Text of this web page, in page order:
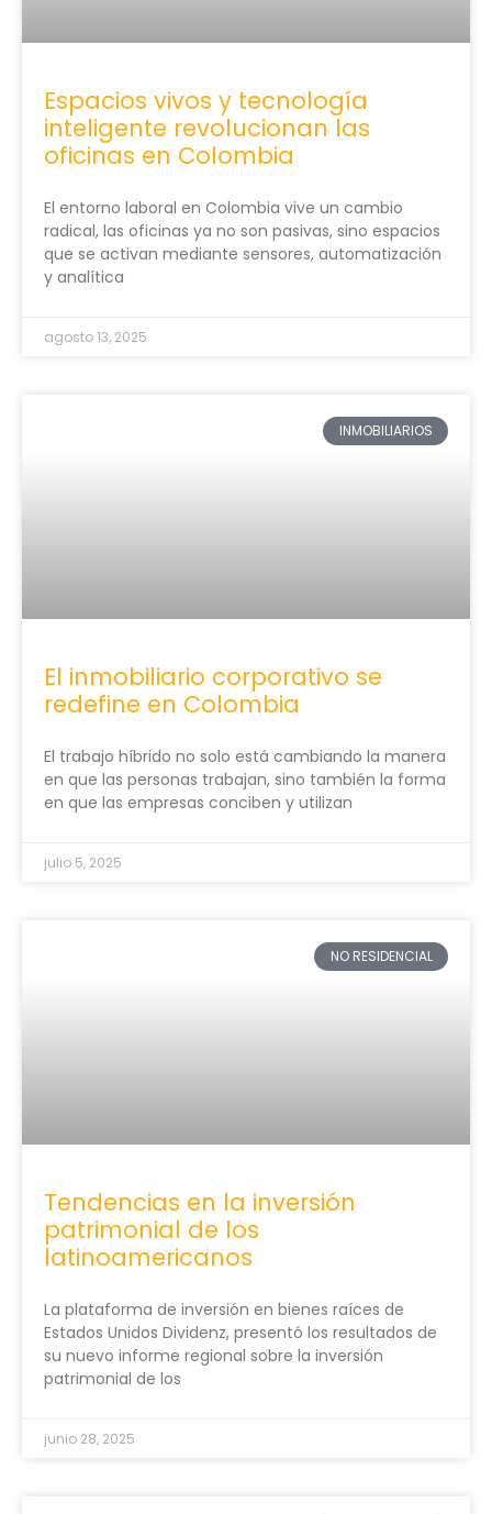
Espacios vivos y tecnología
inteligente revolucionan las
oficinas en Colombia
El entorno laboral en Colombia vive un cambio
radical, las oficinas ya no son pasivas, sino espacios
que se activan mediante sensores, automatización
y analítica
agosto 13, 2025
INMOBILIARIOS
El inmobiliario corporativo se
redefine en Colombia
El trabajo híbrido no solo está cambiando la manera
en que las personas trabajan, sino también la forma
en que las empresas conciben y utilizan
julio 5, 2025
NO RESIDENCIAL
Tendencias en la inversión
patrimonial de los
latinoamericanos
La plataforma de inversión en bienes raíces de
Estados Unidos Dividenz, presentó los resultados de
su nuevo informe regional sobre la inversión
patrimonial de los
junio 28, 2025